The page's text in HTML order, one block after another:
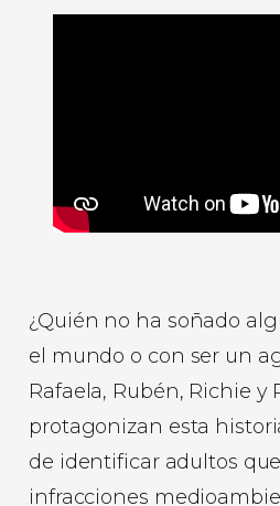
¿Quién no ha soñado
el mundo o con ser un
Rafaela, Rubén, Richie y
protagonizan esta
de identificar adultos
infracciones